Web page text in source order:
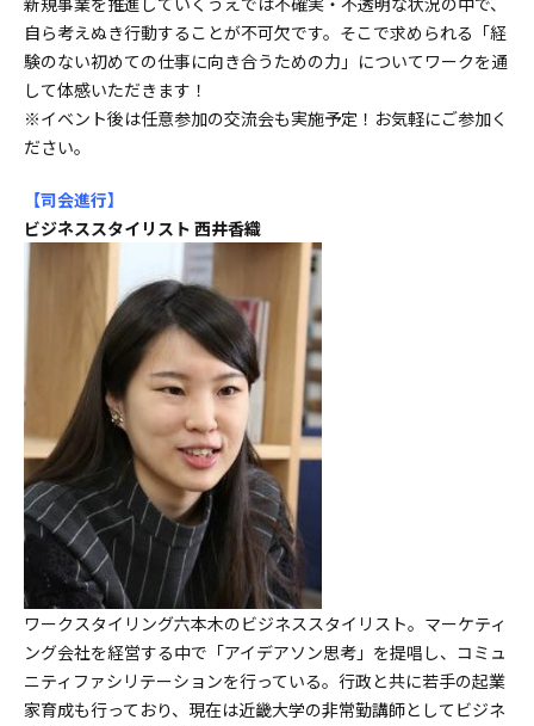
自ら考えぬき行動することが不可欠です。そこで求められる「経
験のない初めての仕事に向き合うための力」についてワークを通
して体感いただきます！
※イベント後は任意参加の交流会も実施予定！お気軽にご参加く
ださい。
【司会進行】
ビジネススタイリスト 西井香織
ワークスタイリング六本木のビジネススタイリスト。マーケティ
ング会社を経営する中で「アイデアソン思考」を提唱し、コミュ
ニティファシリテーションを行っている。行政と共に若手の起業
家育成も行っており、現在は近畿大学の非常勤講師としてビジネ